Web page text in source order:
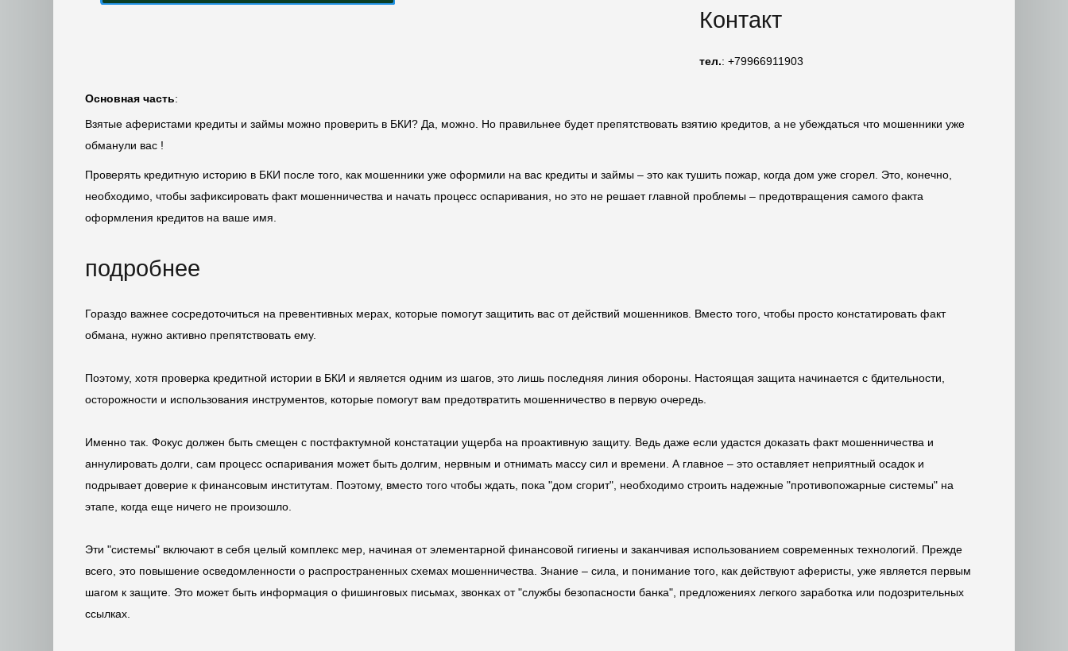
Контакт
тел.: +79966911903
Основная часть:
Взятые аферистами кредиты и займы можно проверить в БКИ? Да, можно. Но правильнее будет препятствовать взятию кредитов, а не убеждаться что мошенники уже
обманули вас !
Проверять кредитную историю в БКИ после того, как мошенники уже оформили на вас кредиты и займы – это как тушить пожар, когда дом уже сгорел. Это, конечно,
необходимо, чтобы зафиксировать факт мошенничества и начать процесс оспаривания, но это не решает главной проблемы – предотвращения самого факта
оформления кредитов на ваше имя.
подробнее
Гораздо важнее сосредоточиться на превентивных мерах, которые помогут защитить вас от действий мошенников. Вместо того, чтобы просто констатировать факт
обмана, нужно активно препятствовать ему.
Поэтому, хотя проверка кредитной истории в БКИ и является одним из шагов, это лишь последняя линия обороны. Настоящая защита начинается с бдительности,
осторожности и использования инструментов, которые помогут вам предотвратить мошенничество в первую очередь.
Именно так. Фокус должен быть смещен с постфактумной констатации ущерба на проактивную защиту. Ведь даже если удастся доказать факт мошенничества и
аннулировать долги, сам процесс оспаривания может быть долгим, нервным и отнимать массу сил и времени. А главное – это оставляет неприятный осадок и
подрывает доверие к финансовым институтам. Поэтому, вместо того чтобы ждать, пока "дом сгорит", необходимо строить надежные "противопожарные системы" на
этапе, когда еще ничего не произошло.
Эти "системы" включают в себя целый комплекс мер, начиная от элементарной финансовой гигиены и заканчивая использованием современных технологий. Прежде
всего, это повышение осведомленности о распространенных схемах мошенничества. Знание – сила, и понимание того, как действуют аферисты, уже является первым
шагом к защите. Это может быть информация о фишинговых письмах, звонках от "службы безопасности банка", предложениях легкого заработка или подозрительных
ссылках.